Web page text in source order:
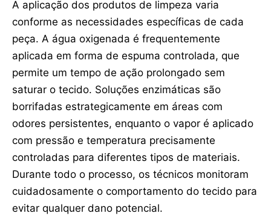
A aplicação dos produtos de limpeza varia
conforme as necessidades específicas de cada
peça. A água oxigenada é frequentemente
aplicada em forma de espuma controlada, que
permite um tempo de ação prolongado sem
saturar o tecido. Soluções enzimáticas são
borrifadas estrategicamente em áreas com
odores persistentes, enquanto o vapor é aplicado
com pressão e temperatura precisamente
controladas para diferentes tipos de materiais.
Durante todo o processo, os técnicos monitoram
cuidadosamente o comportamento do tecido para
evitar qualquer dano potencial.